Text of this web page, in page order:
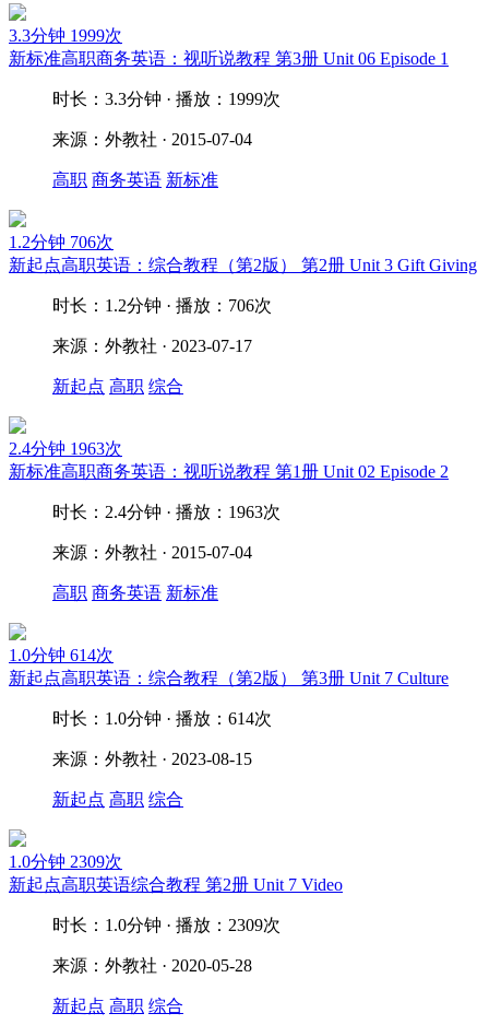
3.3分钟 1999次
新标准高职商务英语：视听说教程 第3册 Unit 06 Episode 1
时长：3.3分钟 · 播放：1999次
来源：外教社 · 2015-07-04
高职 商务英语 新标准
1.2分钟 706次
新起点高职英语：综合教程（第2版） 第2册 Unit 3 Gift Giving
时长：1.2分钟 · 播放：706次
来源：外教社 · 2023-07-17
新起点 高职 综合
2.4分钟 1963次
新标准高职商务英语：视听说教程 第1册 Unit 02 Episode 2
时长：2.4分钟 · 播放：1963次
来源：外教社 · 2015-07-04
高职 商务英语 新标准
1.0分钟 614次
新起点高职英语：综合教程（第2版） 第3册 Unit 7 Culture
时长：1.0分钟 · 播放：614次
来源：外教社 · 2023-08-15
新起点 高职 综合
1.0分钟 2309次
新起点高职英语综合教程 第2册 Unit 7 Video
时长：1.0分钟 · 播放：2309次
来源：外教社 · 2020-05-28
新起点 高职 综合